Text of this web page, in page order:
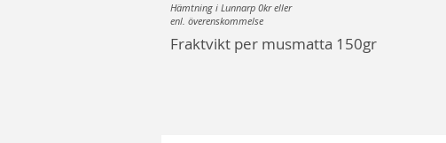
Hämtning i Lunnarp 0kr eller
enl. överenskommelse
Fraktvikt per musmatta 150gr